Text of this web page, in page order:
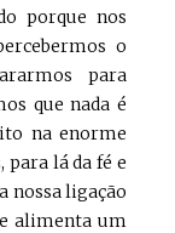
porque nos
o
para
que nada é
na enorme
para lá da fé e
nossa ligação
alimenta um